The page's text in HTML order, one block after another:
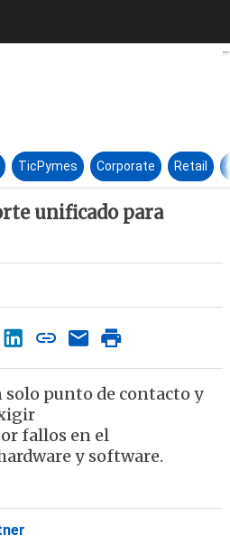
ofrece un soporte
TicPymes Corporate Retail
unificado para
solo punto de contacto y
fallos en el
y software.